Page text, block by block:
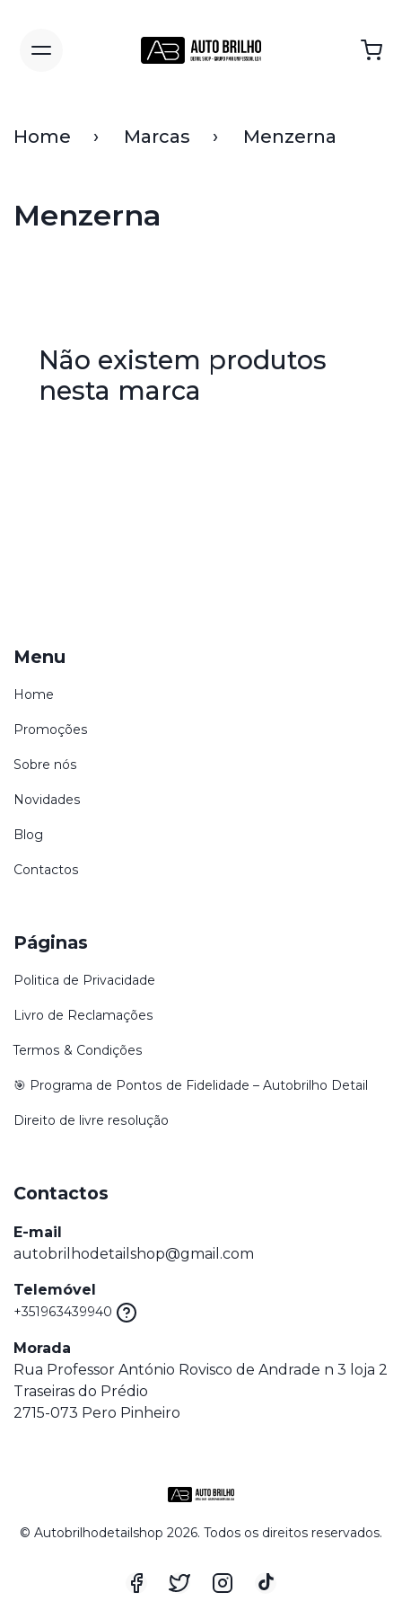
Home Marcas Menzerna
Menzerna
Não existem produtos
nesta marca
© Autobrilhodetailshop 2026. Todos os direitos reservados.
Menu
Home
Promoções
Sobre nós
Novidades
Blog
Contactos
Páginas
Politica de Privacidade
Livro de Reclamações
Termos & Condições
🎯 Programa de Pontos de Fidelidade – Autobrilho Detail
Direito de livre resolução
Contactos
E-mail
autobrilhodetailshop@gmail.com
Telemóvel
+351963439940
Morada
Rua Professor António Rovisco de Andrade n 3 loja 2
Traseiras do Prédio
2715-073 Pero Pinheiro